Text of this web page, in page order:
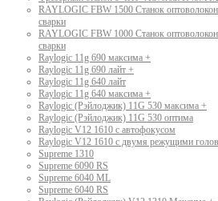
RAYLOGIC FBW 1500 Станок
сварки
RAYLOGIC FBW 1000 Станок
сварки
Raylogic 11g 690 максима +
Raylogic 11g 690 лайт +
Raylogic 11g 640 лайт
Raylogic 11g 640 максима +
Raylogic (Рэйлоджик) 11G 530 максима +
Raylogic (Рэйлоджик) 11G 530 оптима
Raylogic V12 1610 с автофокусом
Raylogic V12 1610 с двумя режущими
Supreme 1310
Supreme 6090 RS
Supreme 6040 ML
Supreme 6040 RS